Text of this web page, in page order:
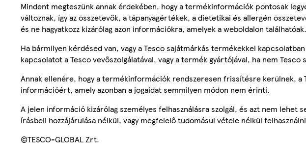
Mindent megteszünk annak érdekében, hogy a termékinformációk pontosak
változnak, így az összetevők, a tápanyagértékek, a dietetikai és allergén
és ne hagyatkozz kizárólag azon információkra, amelyek a weboldalon találhatóak.
Ha bármilyen kérdésed van, vagy a Tesco sajátmárkás termékekkel
kapcsolatot a Tesco vevőszolgálatával, vagy a termék gyártójával, ha nem
Annak ellenére, hogy a termékinformációk rendszeresen frissítésre kerülnek,
információért, amely azonban a jogaidat semmilyen módon nem érinti.
A jelen információ kizárólag személyes felhasználásra szolgál, és azt nem lehet
írásbeli hozzájárulása nélkül, vagy megfelelő tudomásul vétele nélkül
©TESCO-GLOBAL Zrt.